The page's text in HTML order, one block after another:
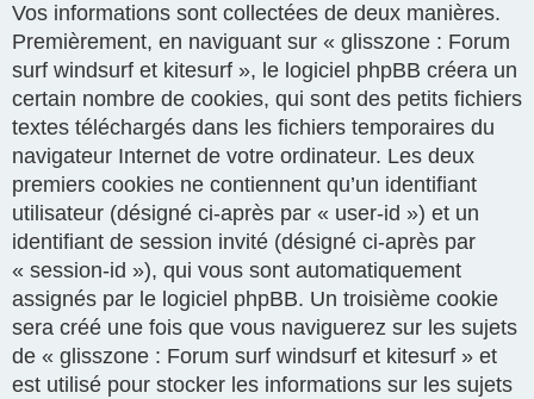
Vos informations sont collectées de deux manières.
Premièrement, en naviguant sur « glisszone : Forum
surf windsurf et kitesurf », le logiciel phpBB créera un
certain nombre de cookies, qui sont des petits fichiers
textes téléchargés dans les fichiers temporaires du
navigateur Internet de votre ordinateur. Les deux
premiers cookies ne contiennent qu’un identifiant
utilisateur (désigné ci-après par « user-id ») et un
identifiant de session invité (désigné ci-après par
« session-id »), qui vous sont automatiquement
assignés par le logiciel phpBB. Un troisième cookie
sera créé une fois que vous naviguerez sur les sujets
de « glisszone : Forum surf windsurf et kitesurf » et
est utilisé pour stocker les informations sur les sujets